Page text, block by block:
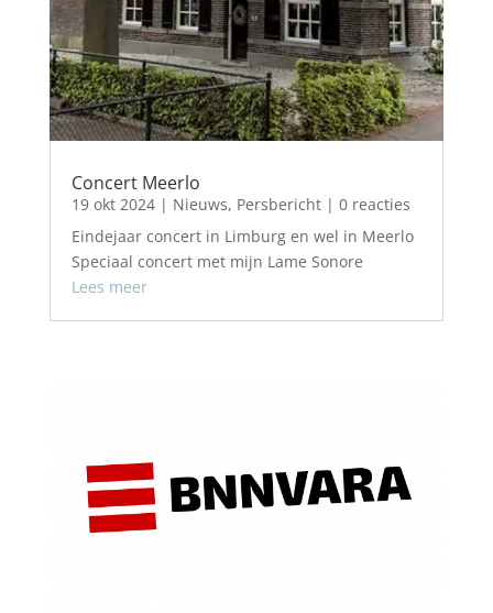
Concert Meerlo
19 okt 2024| Nieuws, Persbericht| 0 reacties
Eindejaar concert in Limburg en wel in Meerlo
Speciaal concert met mijn Lame Sonore
Lees meer